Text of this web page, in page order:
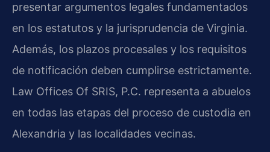
presentar argumentos legales fundamentados
en los estatutos y la jurisprudencia de Virginia.
Además, los plazos procesales y los requisitos
de notificación deben cumplirse estrictamente.
Law Offices Of SRIS, P.C. representa a abuelos
en todas las etapas del proceso de custodia en
Alexandria y las localidades vecinas.